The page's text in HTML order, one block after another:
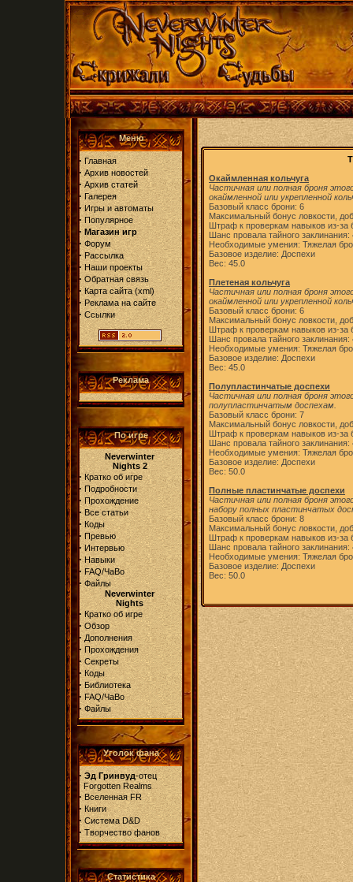
Меню
· Главная
· Архив новостей
· Архив статей
· Галерея
· Игры и автоматы
· Популярное
· Магазин игр
· Форум
· Рассылка
· Наши проекты
· Обратная связь
· Карта сайта(xml)
· Реклама на сайте
· Ссылки
Реклама
По игре
Neverwinter
Nights 2
· Кратко об игре
· Подробности
· Прохождение
· Все статьи
· Коды
· Превью
· Интервью
· Навыки
· FAQ/ЧаВо
· Файлы
Neverwinter
Nights
· Кратко об игре
· Обзор
· Дополнения
· Прохождения
· Секреты
· Коды
· Библиотека
· FAQ/ЧаВо
· Файлы
Уголок фана
· Эд Гринвуд-отец
Forgotten Realms
· Вселенная FR
· Книги
· Система D&D
· Творчество фанов
Статистика
Окаймленная кольчуга
Частичная или полная броня
окаймленной или укрепленной
Базовый класс брони: 6
Максимальный бонус ловкости,
Штраф к проверкам навыков из-за
Шанс провала тайного заклинания:
Необходимые умения: Тяжелая
Базовое изделие: Доспехи
Вес: 45.0
Плетеная кольчуга
Частичная или полная броня
окаймленной или укрепленной
Базовый класс брони: 6
Максимальный бонус ловкости,
Штраф к проверкам навыков из-за
Шанс провала тайного заклинания:
Необходимые умения: Тяжелая
Базовое изделие: Доспехи
Вес: 45.0
Полупластинчатые доспехи
Частичная или полная броня
полупластинчатым доспехам.
Базовый класс брони: 7
Максимальный бонус ловкости,
Штраф к проверкам навыков из-за
Шанс провала тайного заклинания:
Необходимые умения: Тяжелая
Базовое изделие: Доспехи
Вес: 50.0
Полные пластинчатые доспехи
Частичная или полная броня
набору полных пластинчатых
Базовый класс брони: 8
Максимальный бонус ловкости,
Штраф к проверкам навыков из-за
Шанс провала тайного заклинания:
Необходимые умения: Тяжелая
Базовое изделие: Доспехи
Вес: 50.0